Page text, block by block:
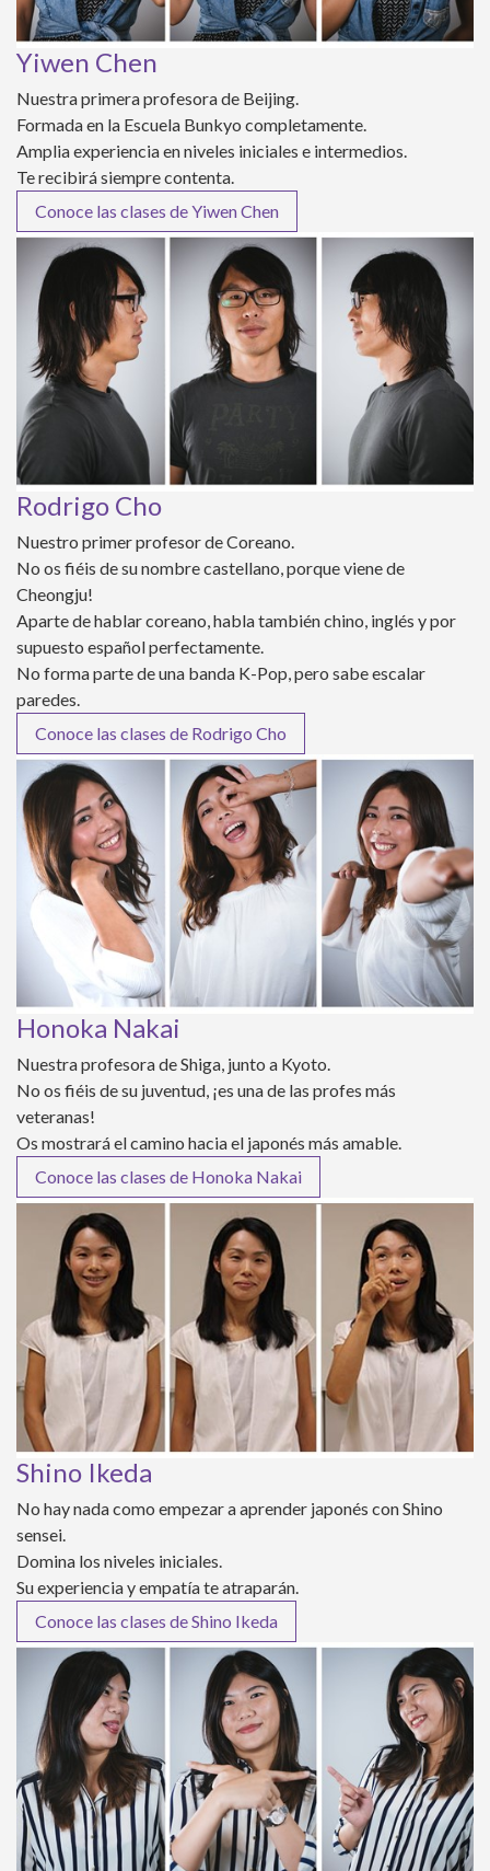
Yiwen Chen
Nuestra primera profesora de Beijing.
Formada en la Escuela Bunkyo completamente.
Amplia experiencia en niveles iniciales e intermedios.
Te recibirá siempre contenta.
Conoce las clases de Yiwen Chen
Rodrigo Cho
Nuestro primer profesor de Coreano.
No os fiéis de su nombre castellano, porque viene de
Cheongju!
Aparte de hablar coreano, habla también chino, inglés y por
supuesto español perfectamente.
No forma parte de una banda K-Pop, pero sabe escalar
paredes.
Conoce las clases de Rodrigo Cho
Honoka Nakai
Nuestra profesora de Shiga, junto a Kyoto.
No os fiéis de su juventud, ¡es una de las profes más
veteranas!
Os mostrará el camino hacia el japonés más amable.
Conoce las clases de Honoka Nakai
Shino Ikeda
No hay nada como empezar a aprender japonés con Shino
sensei.
Domina los niveles iniciales.
Su experiencia y empatía te atraparán.
Conoce las clases de Shino Ikeda